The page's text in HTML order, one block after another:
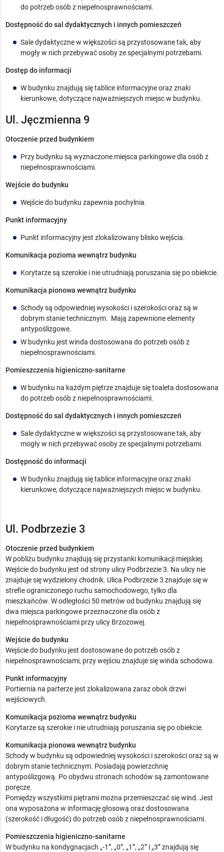
do potrzeb osób z niepełnosprawnościami.
Dostępność do sal dydaktycznych i innych pomieszczeń
Sale dydaktyczne w większości są przystosowane tak, aby
mogły w nich przebywać osoby ze specjalnymi potrzebami.
Dostęp do informacji
W budynku znajdują się tablice informacyjne oraz znaki
kierunkowe, dotyczące najważniejszych miejsc w budynku.
Ul. Jęczmienna 9
Otoczenie przed budynkiem
Przy budynku są wyznaczone miejsca parkingowe dla osób z
niepełnosprawnościami.
Wejście do budynku
Wejście do budynku zapewnia pochylnia.
Punkt informacyjny
Punkt informacyjny jest zlokalizowany blisko wejścia.
Komunikacja pozioma wewnątrz budynku
Korytarze są szerokie i nie utrudniają poruszania się po obiekcie.
Komunikacja pionowa wewnątrz budynku
Schody są odpowiedniej wysokości i szerokości oraz są w
dobrym stanie technicznym. Mają zapewnione elementy
antypoślizgowe.
W budynku jest winda dostosowana do potrzeb osób z
niepełnosprawnościami.
Pomieszczenia higieniczno-sanitarne
W budynku na każdym piętrze znajduje się toaleta dostosowana
do potrzeb osób z niepełnosprawnościami.
Dostępność do sal dydaktycznych i innych pomieszczeń
Sale dydaktyczne w większości są przystosowane tak, aby
mogły w nich przebywać osoby ze specjalnymi potrzebami.
Dostępność do informacji
W budynku znajdują się tablice informacyjne oraz znaki
kierunkowe, dotyczące najważniejszych miejsc w budynku.
Ul. Podbrzezie 3
Otoczenie przed budynkiem
W pobliżu budynku znajdują się przystanki komunikacji miejskiej.
Wejście do budynku jest od strony ulicy Podbrzezie 3. Na ulicy nie
znajduje się wydzielony chodnik. Ulica Podbrzezie 3 znajduje się w
strefie ograniczonego ruchu samochodowego, tylko dla
mieszkańców. W odległości 50 metrów od budynku znajdują się
dwa miejsca parkingowe przeznaczone dla osób z
niepełnosprawnościami przy ulicy Brzozowej.
Wejście do budynku
Wejście do budynku jest dostosowane do potrzeb osób z
niepełnosprawnościami, przy wejściu znajduje się winda schodowa.
Punkt informacyjny
Portiernia na parterze jest zlokalizowana zaraz obok drzwi
wejściowych.
Komunikacja pozioma wewnątrz budynku
Korytarze są szerokie i nie utrudniają poruszania się po obiekcie.
Komunikacja pionowa wewnątrz budynku
Schody w budynku są odpowiedniej wysokości i szerokości oraz są w
dobrym stanie technicznym. Posiadają powierzchnię
antypoślizgową. Po obydwu stronach schodów są zamontowane
poręcze.
Pomiędzy wszystkimi piętrami można przemieszczać się wind. Jest
ona wyposażona w informację głosową oraz dostosowana
(szerokość i długość) do potrzeb osób z niepełnosprawnościami.
Pomieszczenia higieniczno-sanitarne
W budynku na kondygnacjach „-1”, „0”, „1”, „2” i „3” znajdują się